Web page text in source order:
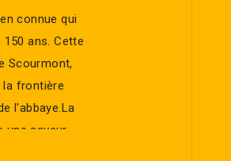
connue qui
ans. Cette
Scourmont,
la frontière
l'abbaye.La
une saveur
légère